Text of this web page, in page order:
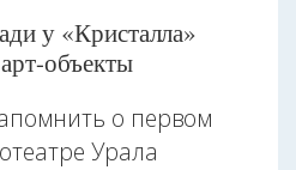
у «Кристалла»
объекты
о первом
Урала